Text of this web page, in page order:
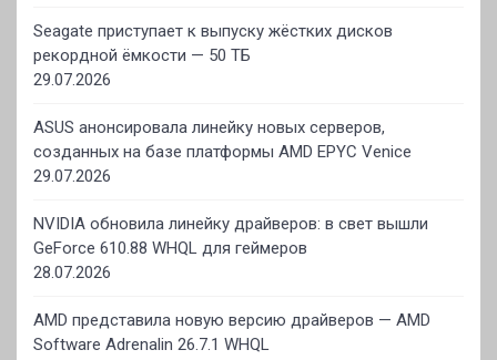
Seagate приступает к выпуску жёстких дисков
рекордной ёмкости — 50 ТБ
29.07.2026
ASUS анонсировала линейку новых серверов,
созданных на базе платформы AMD EPYC Venice
29.07.2026
NVIDIA обновила линейку драйверов: в свет вышли
GeForce 610.88 WHQL для геймеров
28.07.2026
AMD представила новую версию драйверов — AMD
Software Adrenalin 26.7.1 WHQL